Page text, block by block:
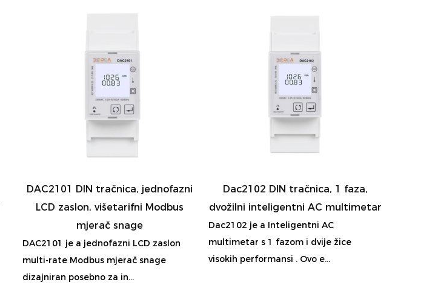
DAC2101 DIN tračnica, jednofazni
LCD zaslon, višetarifni Modbus
mjerač snage
DAC2101 je a jednofazni LCD zaslon
multi-rate Modbus mjerač snage
dizajniran posebno za in...
Dac2102 DIN tračnica, 1 faza,
dvožilni inteligentni AC multimetar
Dac2102 je a Inteligentni AC
multimetar s 1 fazom i dvije žice
visokih performansi . Ovo e...